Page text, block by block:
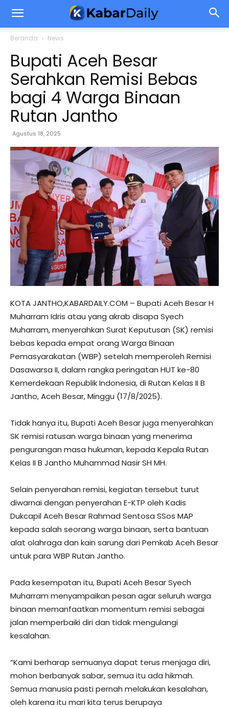
Beranda News
Bupati Aceh Besar
Serahkan Remisi Bebas
bagi 4 Warga Binaan
Rutan Jantho
Agustus 18, 2025
KOTA JANTHO,KABARDAILY.COM – Bupati Aceh Besar H
Muharram Idris atau yang akrab disapa Syech
Muharram, menyerahkan Surat Keputusan (SK) remisi
bebas kepada empat orang Warga Binaan
Pemasyarakatan (WBP) setelah memperoleh Remisi
Dasawarsa II, dalam rangka peringatan HUT ke-80
Kemerdekaan Republik Indonesia, di Rutan Kelas II B
Jantho, Aceh Besar, Minggu (17/8/2025).
Tidak hanya itu, Bupati Aceh Besar juga menyerahkan
SK remisi ratusan warga binaan yang menerima
pengurangan masa hukuman, kepada Kepala Rutan
Kelas II B Jantho Muhammad Nasir SH MH.
Selain penyerahan remisi, kegiatan tersebut turut
diwarnai dengan penyerahan E-KTP oleh Kadis
Dukcapil Aceh Besar Rahmad Sentosa SSos MAP
kepada salah seorang warga binaan, serta bantuan
alat olahraga dan kain sarung dari Pemkab Aceh Besar
untuk para WBP Rutan Jantho.
Pada kesempatan itu, Bupati Aceh Besar Syech
Muharram menyampaikan pesan agar seluruh warga
binaan memanfaatkan momentum remisi sebagai
jalan memperbaiki diri dan tidak mengulangi
kesalahan.
“Kami berharap semuanya dapat terus menjaga diri,
mohon berbanyak sabar, semua itu ada hikmah.
Semua manusia pasti pernah melakukan kesalahan,
oleh karena itu mari kita terus berupaya